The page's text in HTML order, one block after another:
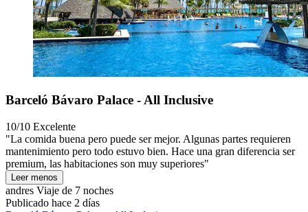
Barceló Bávaro Palace - All Inclusive
10/10 Excelente
"La comida buena pero puede ser mejor. Algunas partes requieren
mantenimiento pero todo estuvo bien. Hace una gran diferencia ser
premium, las habitaciones son muy superiores"
Leer menos
andres Viaje de 7 noches
Publicado hace 2 días